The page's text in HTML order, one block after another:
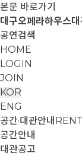
본문 바로가기
대구오페라하우스
공연검색
HOME
LOGIN
JOIN
KOR
ENG
공간·대관안내
공간안내
대관공고